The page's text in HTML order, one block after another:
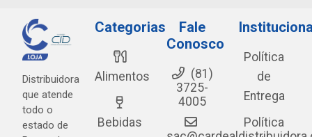
Distribuidora
que atende
todo o
estado de
Categorias
Alimentos
Bebidas
Fale
Conosco
(81)
3725-
4005
Política
de
Entrega
Política